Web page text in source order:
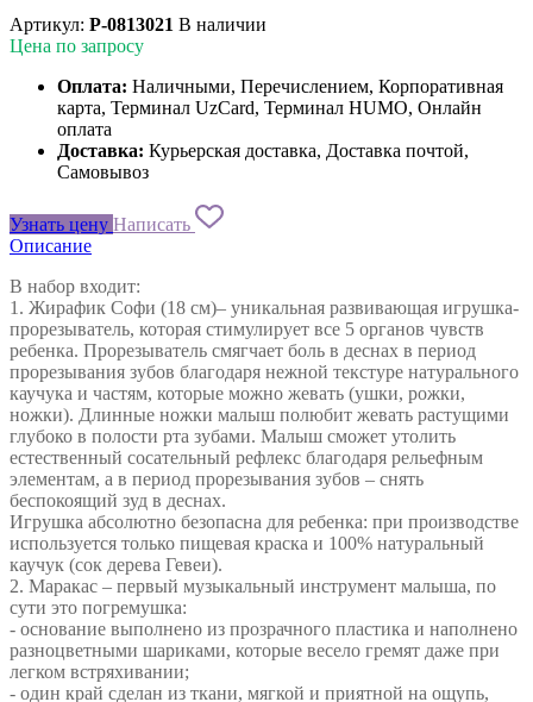
Артикул: P-0813021 В наличии
Цена по запросу
Оплата: Наличными, Перечислением, Корпоративная
карта, Терминал UzCard, Терминал HUMO, Онлайн
оплата
Доставка: Курьерская доставка, Доставка почтой,
Самовывоз
Узнать цену Написать
Описание
В набор входит:
1. Жирафик Софи (18 см)– уникальная развивающая игрушка-
прорезыватель, которая стимулирует все 5 органов чувств
ребенка. Прорезыватель смягчает боль в деснах в период
прорезывания зубов благодаря нежной текстуре натурального
каучука и частям, которые можно жевать (ушки, рожки,
ножки). Длинные ножки малыш полюбит жевать растущими
глубоко в полости рта зубами. Малыш сможет утолить
естественный сосательный рефлекс благодаря рельефным
элементам, а в период прорезывания зубов – снять
беспокоящий зуд в деснах.
Игрушка абсолютно безопасна для ребенка: при производстве
используется только пищевая краска и 100% натуральный
каучук (сок дерева Гевеи).
2. Маракас – первый музыкальный инструмент малыша, по
сути это погремушка:
- основание выполнено из прозрачного пластика и наполнено
разноцветными шариками, которые весело гремят даже при
легком встряхивании;
- один край сделан из ткани, мягкой и приятной на ощупь,